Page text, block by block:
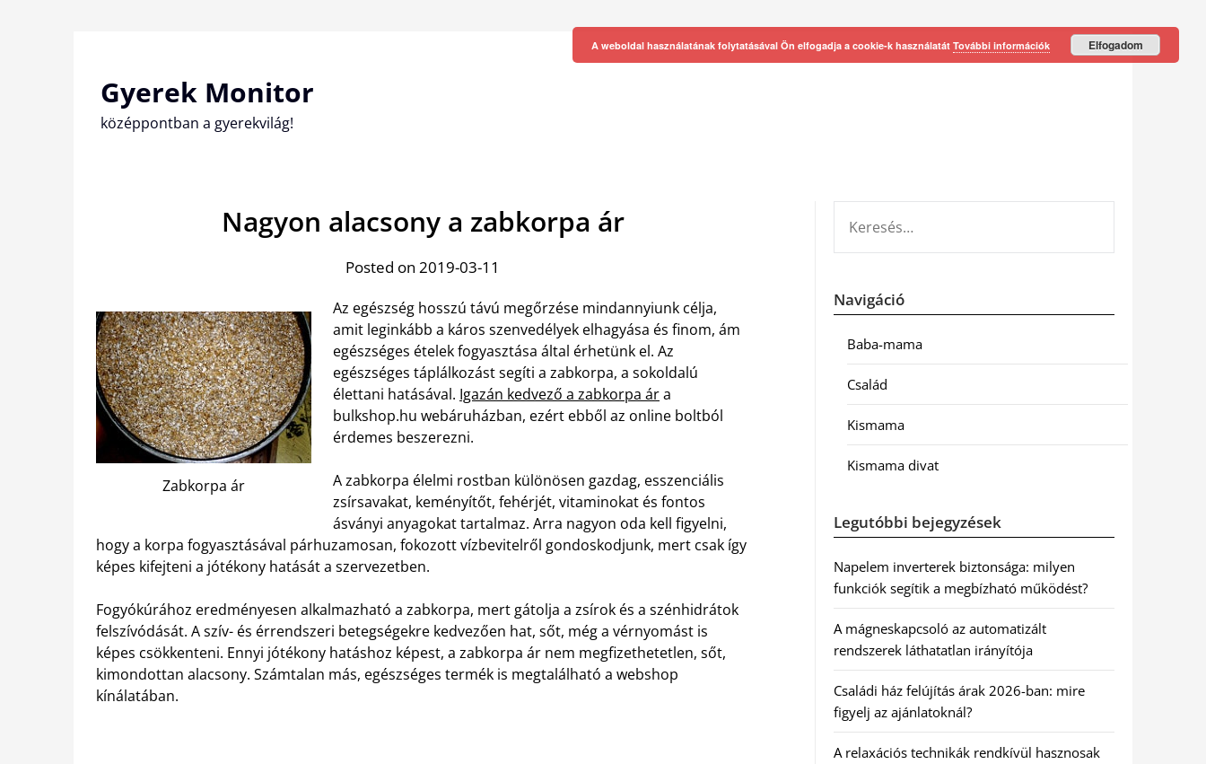
Gyerek Monitor
középpontban a gyerekvilág!
Nagyon alacsony a zabkorpa ár
Posted on 2019-03-11
Zabkorpa ár
Az egészség hosszú távú megőrzése mindannyiunk célja,
amit leginkább a káros szenvedélyek elhagyása és finom, ám
egészséges ételek fogyasztása által érhetünk el. Az
egészséges táplálkozást segíti a zabkorpa, a sokoldalú
élettani hatásával. Igazán kedvező a zabkorpa ára
bulkshop.hu webáruházban, ezért ebből az online boltból
érdemes beszerezni.
A zabkorpa élelmi rostban különösen gazdag, esszenciális
zsírsavakat, keményítőt, fehérjét, vitaminokat és fontos
ásványi anyagokat tartalmaz. Arra nagyon oda kell figyelni,
hogy a korpa fogyasztásával párhuzamosan, fokozott vízbevitelről gondoskodjunk, mert csak így
képes kifejteni a jótékony hatását a szervezetben.
Fogyókúrához eredményesen alkalmazható a zabkorpa, mert gátolja a zsírok és a szénhidrátok
felszívódását. A szív- és érrendszeri betegségekre kedvezően hat, sőt, még a vérnyomást is
képes csökkenteni. Ennyi jótékony hatáshoz képest, a zabkorpa ár nem megfizethetetlen, sőt,
kimondottan alacsony. Számtalan más, egészséges termék is megtalálható a webshop
kínálatában.
Navigáció
Baba-mama
Család
Kismama
Kismama divat
Legutóbbi bejegyzések
Napelem inverterek biztonsága: milyen
funkciók segítik a megbízható működést?
A mágneskapcsoló az automatizált
rendszerek láthatatlan irányítója
Családi ház felújítás árak 2026-ban: mire
figyelj az ajánlatoknál?
A relaxációs technikák rendkívül hasznosak
A weboldal használatának folytatásával Ön elfogadja a cookie-k használatát További információk Elfogadom